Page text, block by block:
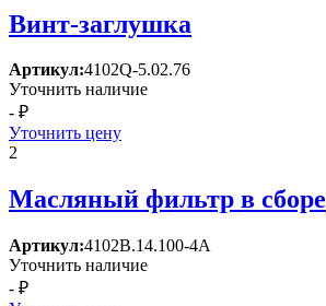
Винт-заглушка
Артикул:4102Q-5.02.76
Уточнить наличие
- ₽
Уточнить цену
2
Масляный фильтр в сборе
Артикул:4102В.14.100-4А
Уточнить наличие
- ₽